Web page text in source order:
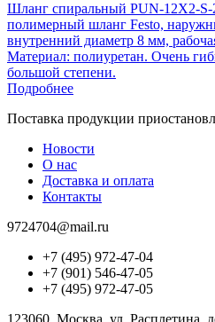
Шланг спиральный PUN-12X2-
полимерный шланг Festo,
внутренний диаметр 8 мм,
Материал: полиуретан. Очень
большой степени.
Подробнее
Поставка продукции
Новости
О нас
Доставка и оплата
Контакты
9724704@mail.ru
+7 (495) 972-47-04
+7 (901) 546-47-05
+7 (495) 972-47-05